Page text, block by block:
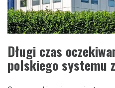
Długi czas
polskiego systemu